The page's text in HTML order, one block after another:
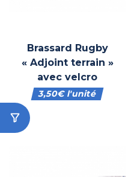
Brassard Rugby
« Adjoint terrain »
avec velcro
3,50€l'unité